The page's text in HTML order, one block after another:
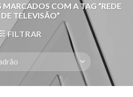
COM A TAG “REDE
TELEVISÃO”
FILTRAR